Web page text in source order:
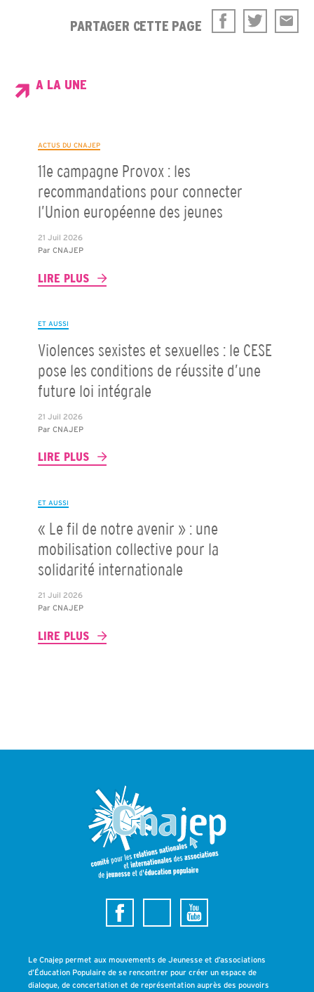
PARTAGER CETTE PAGE
A LA UNE
ACTUS DU CNAJEP
11e campagne Provox : les
recommandations pour connecter
l’Union européenne des jeunes
21 Juil 2026
Par CNAJEP
LIRE PLUS
ET AUSSI
Violences sexistes et sexuelles : le CESE
pose les conditions de réussite d’une
future loi intégrale
21 Juil 2026
Par CNAJEP
LIRE PLUS
ET AUSSI
« Le fil de notre avenir » : une
mobilisation collective pour la
solidarité internationale
21 Juil 2026
Par CNAJEP
LIRE PLUS
Le Cnajep permet aux mouvements de Jeunesse et d’associations
d’Éducation Populaire de se rencontrer pour créer un espace de
dialogue, de concertation et de représentation auprès des pouvoirs